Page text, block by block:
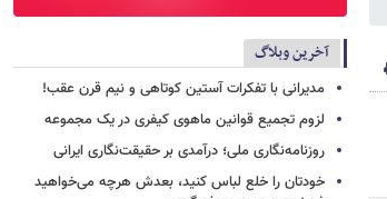
آخرین وبلاگ
مدیرانی با تفکرات آستین کوتاهی و نیم قرن عقب!
لزوم تجمیع قوانین ماهوی کیفری در یک مجموعه
روزنامه‌نگاری ملی؛ درآمدی بر حقیقت‌نگاری ایرانی
خودتان را خلع لباس کنید، بعدش هرچه می‌خواهید